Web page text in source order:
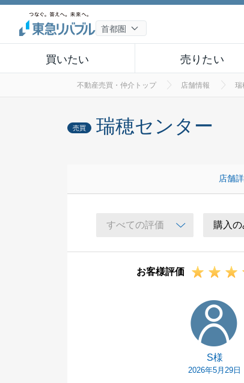
買いたい 売りたい
不動産売買・仲介トップ 店舗情報 瑞
売買 瑞穂センター
店舗
お客様評価
S様
2026年5月29日